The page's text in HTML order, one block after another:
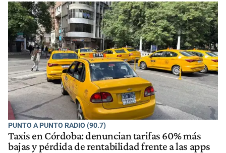
PUNTO A PUNTO RADIO (90.7)
Taxis en Córdoba: denuncian tarifas 60% más
bajas y pérdida de rentabilidad frente a las apps